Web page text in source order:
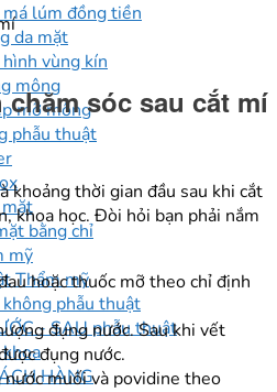
má lúm đồng tiền
da mặt
vùng kín
mông
mỡ mông
phẫu thuật
bằng chỉ
mỹ
Thẩm mỹ
phẫu thuật
- SAU phẫu thuật
HÀNG
sóc sau cắt mí
khoảng thời gian đầu sau khi cắt
khoa học. Đòi hỏi bạn phải nắm
hoặc thuốc mỡ theo chỉ định
đụng nước. Sau khi vết
đụng nước.
muối và povidine theo